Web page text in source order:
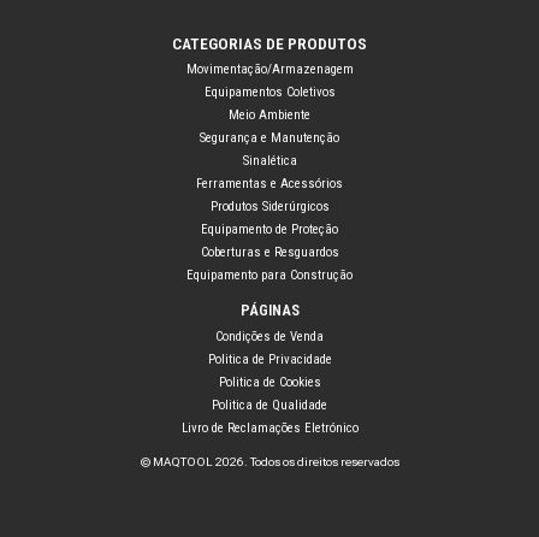
CATEGORIAS DE PRODUTOS
Movimentação/Armazenagem
Equipamentos Coletivos
Meio Ambiente
Segurança e Manutenção
Sinalética
Ferramentas e Acessórios
Produtos Siderúrgicos
Equipamento de Proteção
Coberturas e Resguardos
Equipamento para Construção
PÁGINAS
Condições de Venda
Politica de Privacidade
Politica de Cookies
Politica de Qualidade
Livro de Reclamações Eletrónico
© MAQTOOL 2026. Todos os direitos reservados